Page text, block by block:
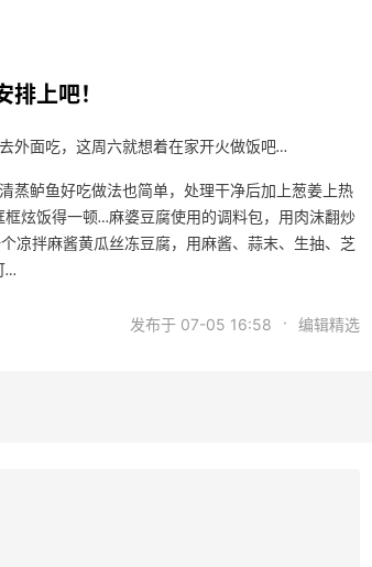
上吧！
外面吃，这周六就想着在家开火做饭吧…
蒸鲈鱼好吃做法也简单，处理干净后加上葱姜上热
炫饭得一顿…麻婆豆腐使用的调料包，用肉沫翻炒
凉拌麻酱黄瓜丝冻豆腐，用麻酱、蒜末、生抽、芝
…
发布于 07-05 16:58 · 编辑精选